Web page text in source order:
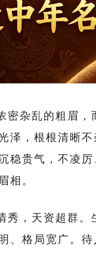
密杂乱的粗眉
泽，根根清晰
稳贵气，不凌
相。
秀，天资超群
、格局宽广。